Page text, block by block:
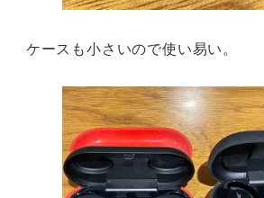
ケースも小さいので使い易い。